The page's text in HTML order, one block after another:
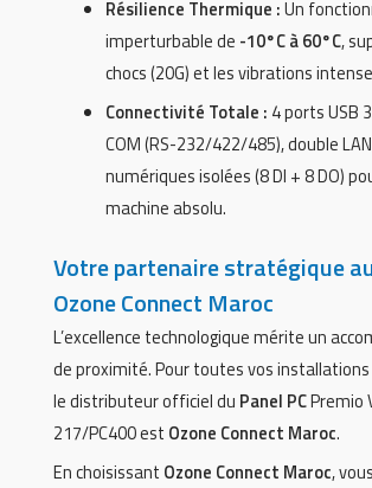
Résilience Thermique :Un
imperturbable de -10°C à 60°C,
chocs (20G) et les vibrations
Connectivité Totale : 4 ports USB
COM (RS-232/422/485), double
numériques isolées (8 DI + 8 DO)
machine absolu.
Votre partenaire stratégique
Ozone Connect Maroc
L’excellence technologique mérite un
de proximité. Pour toutes vos
le distributeur officiel du Panel PCPremio
217/PC400 est Ozone Connect Maroc.
En choisissant Ozone Connect Maroc,